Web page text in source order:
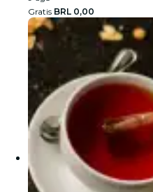
Gratis BRL 0,00